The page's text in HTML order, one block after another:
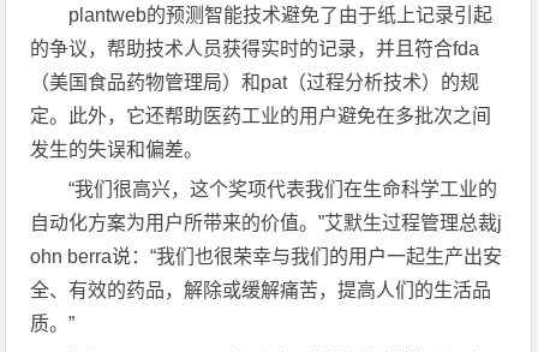
plantweb的预测智能技术避免了由于纸上记录引起
的争议，帮助技术人员获得实时的记录，并且符合fda
（美国食品药物管理局）和pat（过程分析技术）的规
定。此外，它还帮助医药工业的用户避免在多批次之间
发生的失误和偏差。
“我们很高兴，这个奖项代表我们在生命科学工业的
自动化方案为用户所带来的价值。”艾默生过程管理总裁j
ohn berra说：“我们也很荣幸与我们的用户一起生产出安
全、有效的药品，解除或缓解痛苦，提高人们的生活品
质。”